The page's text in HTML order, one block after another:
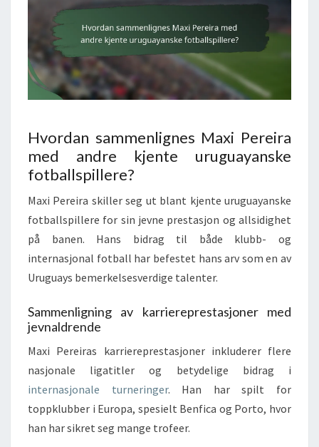
Hvordan sammenlignes Maxi Pereira
med andre kjente uruguayanske
fotballspillere?
Maxi Pereira skiller seg ut blant kjente uruguayanske
fotballspillere for sin jevne prestasjon og allsidighet
på banen. Hans bidrag til både klubb- og
internasjonal fotball har befestet hans arv som en av
Uruguays bemerkelsesverdige talenter.
Sammenligning av karriereprestasjoner med
jevnaldrende
Maxi Pereiras karriereprestasjoner inkluderer flere
nasjonale ligatitler og betydelige bidrag i
internasjonale turneringer. Han har spilt for
toppklubber i Europa, spesielt Benfica og Porto, hvor
han har sikret seg mange trofeer.